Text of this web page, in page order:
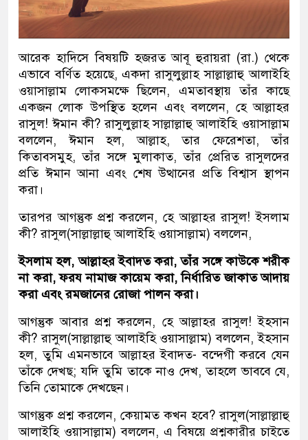
আরেক হাদিসে বিষয়টি হজরত আবূ হুরায়রা (রা.) থেকে
এভাবে বর্ণিত হয়েছে, একদা রাসুলুল্লাহ সাল্লাল্লাহু আলাইহি
ওয়াসাল্লাম লোকসমক্ষে ছিলেন, এমতাবস্থায় তাঁর কাছে
একজন লোক উপস্থিত হলেন এবং বললেন, হে আল্লাহর
রাসুল! ঈমান কী? রাসুলুল্লাহ সাল্লাল্লাহু আলাইহি ওয়াসাল্লাম
বললেন, ঈমান হল, আল্লাহ, তার ফেরেশতা, তাঁর
কিতাবসমুহ, তাঁর সঙ্গে মুলাকাত, তাঁর প্রেরিত রাসুলদের
প্রতি ঈমান আনা এবং শেষ উত্থানের প্রতি বিশ্বাস স্থাপন
করা।
তারপর আগন্তুক প্রশ্ন করলেন, হে আল্লাহর রাসুল! ইসলাম
কী? রাসুল(সাল্লাল্লাহু আলাইহি ওয়াসাল্লাম) বললেন,
ইসলাম হল, আল্লাহর ইবাদত করা, তাঁর সঙ্গে কাউকে শরীক
না করা, ফরয নামাজ কায়েম করা, নির্ধারিত জাকাত আদায়
করা এবং রমজানের রোজা পালন করা।
আগন্তুক আবার প্রশ্ন করলেন, হে আল্লাহর রাসুল! ইহসান
কী? রাসুল(সাল্লাল্লাহু আলাইহি ওয়াসাল্লাম) বললেন, ইহসান
হল, তুমি এমনভাবে আল্লাহর ইবাদত- বন্দেগী করবে যেন
তাঁকে দেখছ; যদি তুমি তাকে নাও দেখ, তাহলে ভাববে যে,
তিনি তোমাকে দেখছেন।
আগন্তুক প্রশ্ন করলেন, কেয়ামত কখন হবে? রাসুল(সাল্লাল্লাহু
আলাইহি ওয়াসাল্লাম) বললেন, এ বিষয়ে প্রশ্নকারীর চাইতে